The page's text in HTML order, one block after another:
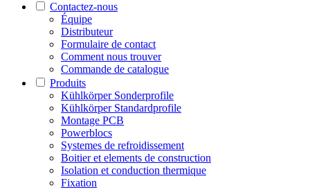
Contactez-nous
Équipe
Distributeur
Formulaire de contact
Comment nous trouver
Commande de catalogue
Produits
Kühlkörper Sonderprofile
Kühlkörper Standardprofile
Montage PCB
Powerblocs
Systemes de refroidissement
Boitier et elements de construction
Isolation et conduction thermique
Fixation